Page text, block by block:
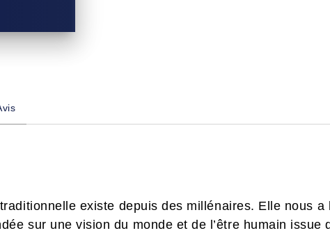
existe depuis des millénaires. Elle nous
sur une vision du monde et de l’être humain issue